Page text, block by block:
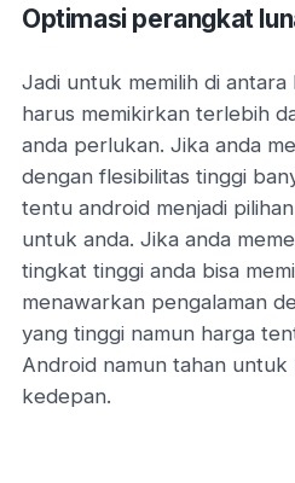
Optimasi perangkat
Jadi untuk memilih di antara
harus memikirkan terlebih
anda perlukan. Jika anda
dengan flesibilitas tinggi
tentu android menjadi
untuk anda. Jika anda
tingkat tinggi anda bisa
menawarkan pengalaman
yang tinggi namun harga
Android namun tahan
kedepan.